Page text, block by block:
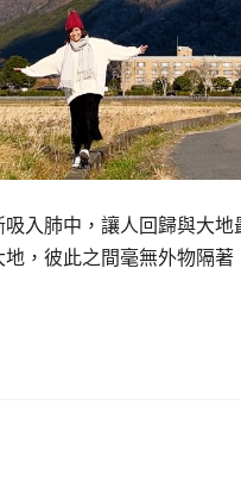
入肺中，讓人回歸與大
，彼此之間毫無外物隔